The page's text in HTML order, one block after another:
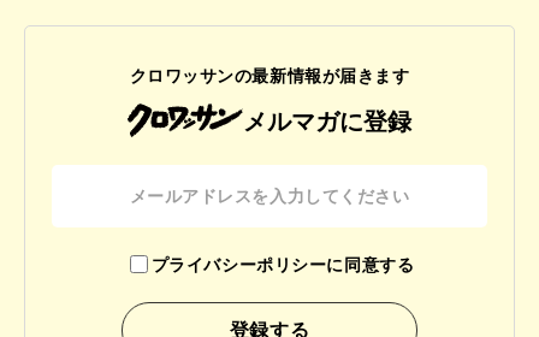
クロワッサンの最新情報が届きます
メルマガに登録
プライバシーポリシーに同意する